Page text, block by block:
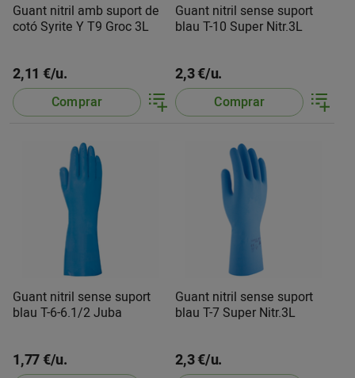
Guant nitril amb suport de
cotó Syrite Y T9 Groc 3L
2,11 €/u.
Comprar
Guant nitril sense suport
blau T-10 Super Nitr.3L
2,3 €/u.
Comprar
Guant nitril sense suport
blau T-6-6.1/2 Juba
1,77 €/u.
Guant nitril sense suport
blau T-7 Super Nitr.3L
2,3 €/u.